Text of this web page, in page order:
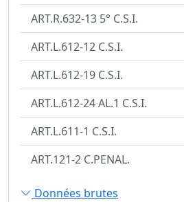
ART.R.632-13 5° C.S.I.
ART.L.612-12 C.S.I.
ART.L.612-19 C.S.I.
ART.L.612-24 AL.1 C.S.I.
ART.L.611-1 C.S.I.
ART.121-2 C.PENAL.
Données brutes